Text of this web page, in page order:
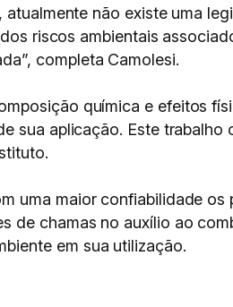
não existe uma
riscos ambientais
completa Camolesi.
química e efeitos
aplicação. Este trabalho
uma maior confiabilidade
de chamas no auxílio ao
em sua utilização.